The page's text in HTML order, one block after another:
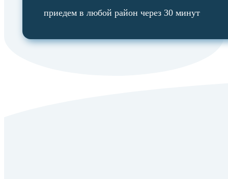
приедем в любой район через 30 минут